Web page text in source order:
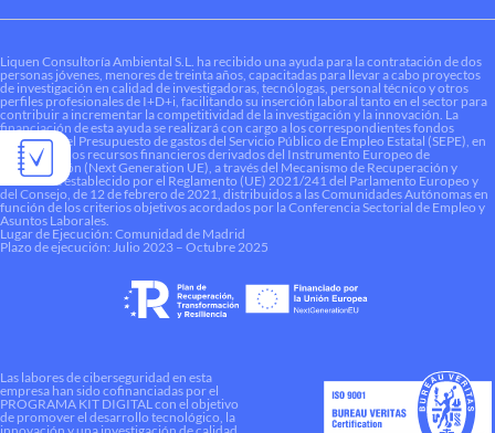
Liquen Consultoría Ambiental S.L. ha recibido una ayuda para la contratación de dos
personas jóvenes, menores de treinta años, capacitadas para llevar a cabo proyectos
de investigación en calidad de investigadoras, tecnólogas, personal técnico y otros
perfiles profesionales de I+D+i, facilitando su inserción laboral tanto en el sector para
contribuir a incrementar la competitividad de la investigación y la innovación. La
financiación de esta ayuda se realizará con cargo a los correspondientes fondos
dotados en el Presupuesto de gastos del Servicio Público de Empleo Estatal (SEPE), en
el marco de los recursos financieros derivados del Instrumento Europeo de
Recuperación (Next Generation UE), a través del Mecanismo de Recuperación y
Resiliencia establecido por el Reglamento (UE) 2021/241 del Parlamento Europeo y
del Consejo, de 12 de febrero de 2021, distribuidos a las Comunidades Autónomas en
función de los criterios objetivos acordados por la Conferencia Sectorial de Empleo y
Asuntos Laborales.
Lugar de Ejecución: Comunidad de Madrid
Plazo de ejecución: Julio 2023 – Octubre 2025
Las labores de ciberseguridad en esta
empresa han sido cofinanciadas por el
PROGRAMA KIT DIGITAL con el objetivo
de promover el desarrollo tecnológico, la